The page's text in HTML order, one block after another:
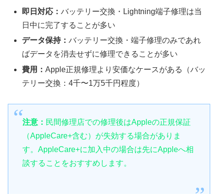
即日対応：バッテリー交換・Lightning端子修理は当
日中に完了することが多い
データ保持：バッテリー交換・端子修理のみであれ
ばデータを消去せずに修理できることが多い
費用：Apple正規修理より安価なケースがある（バッ
テリー交換：4千〜1万5千円程度）
注意： 民間修理店での修理後はAppleの正規保証
（AppleCare+含む）が失効する場合がありま
す。AppleCare+に加入中の場合は先にAppleへ相
談することをおすすめします。